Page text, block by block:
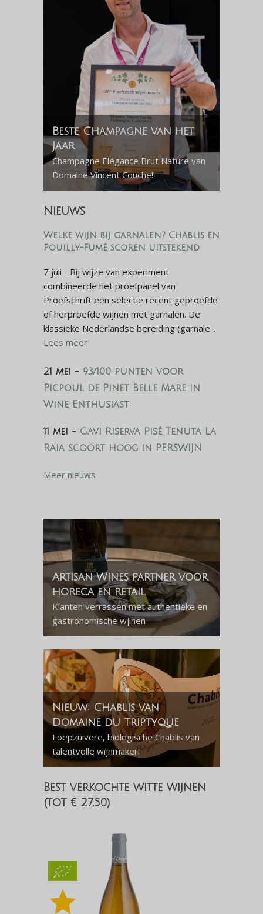
Beste Champagne van het
Jaar
Champagne Elégance Brut Nature van
Domaine Vincent Couche!
Nieuws
Welke wijn bij garnalen? Chablis en
Pouilly-Fumé scoren uitstekend
7 juli - Bij wijze van experiment
combineerde het proefpanel van
Proefschrift een selectie recent geproefde
of herproefde wijnen met garnalen. De
klassieke Nederlandse bereiding (garnale...
Lees meer
21 mei - 93/100 punten voor
Picpoul de Pinet Belle Mare in
Wine Enthusiast
11 mei - Gavi Riserva Pisé Tenuta La
Raia scoort hoog in PERSWIJN
Meer nieuws
Artisan Wines partner voor
horeca en retail
Klanten verrassen met authentieke en
gastronomische wjinen
Nieuw: Chablis van
Domaine du Triptyque
Loepzuivere, biologische Chablis van
talentvolle wijnmaker!
Best verkochte witte wijnen
(tot € 27,50)